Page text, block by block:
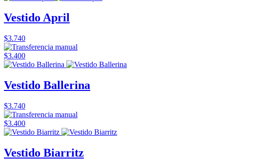
Vestido April
$3.740
$3.400
Vestido Ballerina
$3.740
$3.400
Vestido Biarritz